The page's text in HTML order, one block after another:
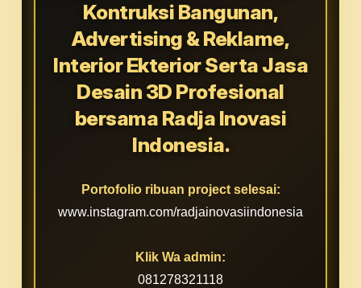
Kontruksi Bangunan,
Advertising & Reklame,
Interior Ekterior Serta Jasa
Desain 3D Profesional
bersama Radja Inovasi
Indonesia.
Portofolio ribuan project selesai:
www.instagram.com/radjainovasiindonesia
Klik Wa admin:
081278321118